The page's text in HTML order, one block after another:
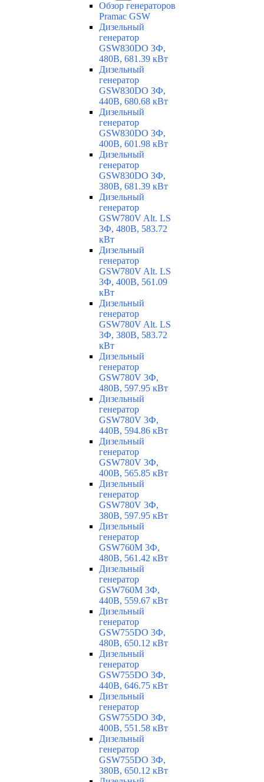
Обзор генераторов
Pramac GSW
Дизельный
генератор
GSW830DO 3Ф,
480В, 681.39 кВт
Дизельный
генератор
GSW830DO 3Ф,
440В, 680.68 кВт
Дизельный
генератор
GSW830DO 3Ф,
400В, 601.98 кВт
Дизельный
генератор
GSW830DO 3Ф,
380В, 681.39 кВт
Дизельный
генератор
GSW780V Alt. LS
3Ф, 480В, 583.72
кВт
Дизельный
генератор
GSW780V Alt. LS
3Ф, 400В, 561.09
кВт
Дизельный
генератор
GSW780V Alt. LS
3Ф, 380В, 583.72
кВт
Дизельный
генератор
GSW780V 3Ф,
480В, 597.95 кВт
Дизельный
генератор
GSW780V 3Ф,
440В, 594.86 кВт
Дизельный
генератор
GSW780V 3Ф,
400В, 565.85 кВт
Дизельный
генератор
GSW780V 3Ф,
380В, 597.95 кВт
Дизельный
генератор
GSW760M 3Ф,
480В, 561.42 кВт
Дизельный
генератор
GSW760M 3Ф,
440В, 559.67 кВт
Дизельный
генератор
GSW755DO 3Ф,
480В, 650.12 кВт
Дизельный
генератор
GSW755DO 3Ф,
440В, 646.75 кВт
Дизельный
генератор
GSW755DO 3Ф,
400В, 551.58 кВт
Дизельный
генератор
GSW755DO 3Ф,
380В, 650.12 кВт